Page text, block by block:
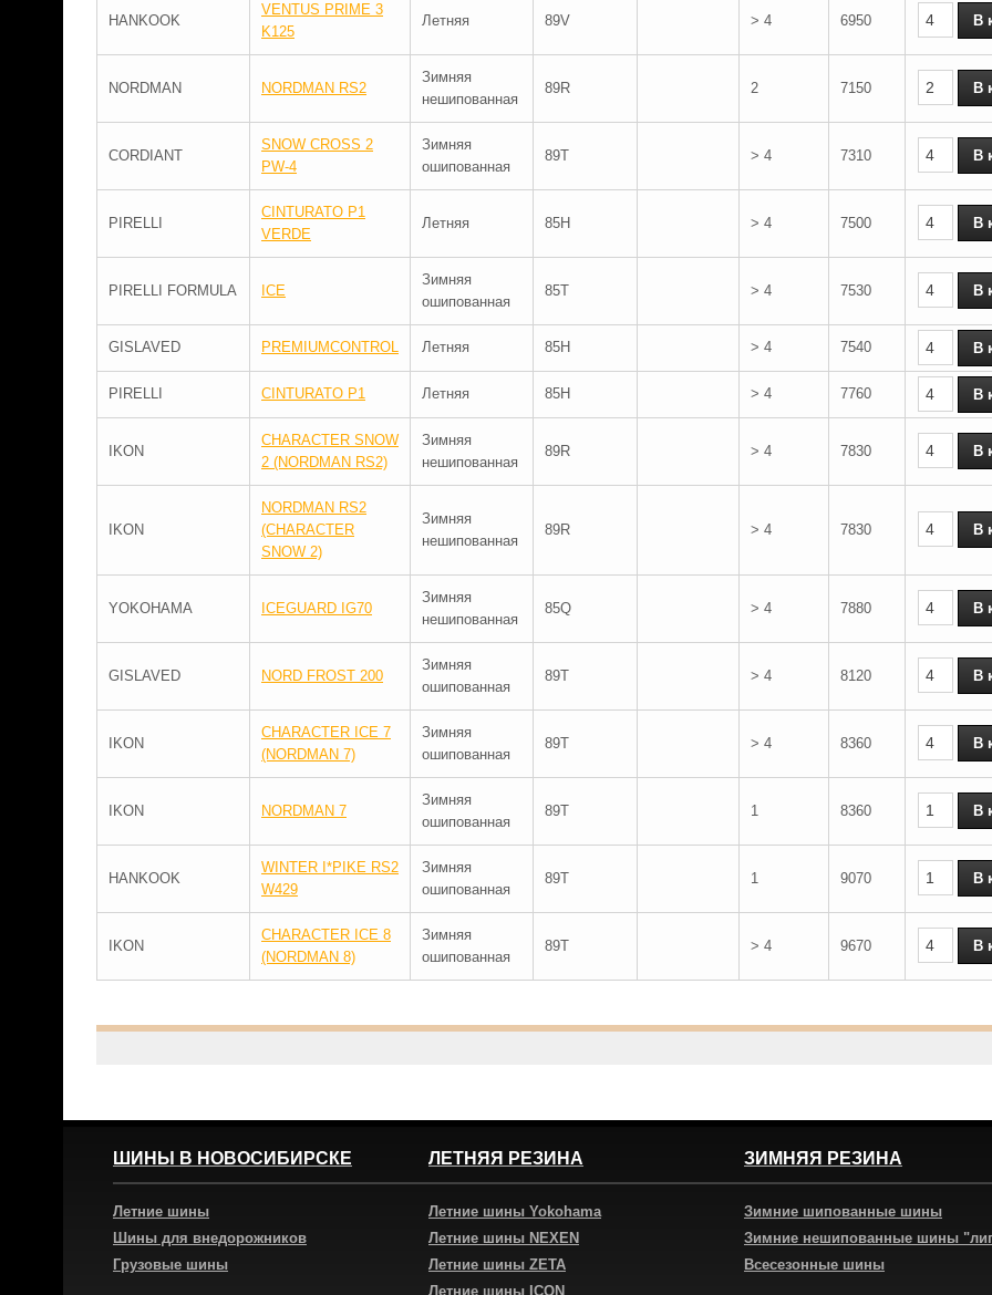
HANKOOK
VENTUS PRIME 3
K125
Летняя 89V > 4 6950
NORDMAN NORDMAN RS2
Зимняя
нешипованная
89R 2 7150
CORDIANT
SNOW CROSS 2
PW-4
Зимняя
ошипованная
89T > 4 7310
PIRELLI
CINTURATO P1
VERDE
Летняя 85H > 4 7500
PIRELLI FORMULA ICE
Зимняя
ошипованная
85T > 4 7530
GISLAVED PREMIUMCONTROL Летняя 85H > 4 7540
PIRELLI CINTURATO P1 Летняя 85H > 4 7760
IKON
CHARACTER SNOW
2 (NORDMAN RS2)
Зимняя
нешипованная
89R > 4 7830
IKON
NORDMAN RS2
(CHARACTER
SNOW 2)
Зимняя
нешипованная
89R > 4 7830
YOKOHAMA ICEGUARD IG70
Зимняя
нешипованная
85Q > 4 7880
GISLAVED NORD FROST 200
Зимняя
ошипованная
89T > 4 8120
IKON
CHARACTER ICE 7
(NORDMAN 7)
Зимняя
ошипованная
89T > 4 8360
IKON NORDMAN 7
Зимняя
ошипованная
89T 1 8360
HANKOOK
WINTER I*PIKE RS2
W429
Зимняя
ошипованная
89T 1 9070
IKON
CHARACTER ICE 8
(NORDMAN 8)
Зимняя
ошипованная
89T > 4 9670
ШИНЫ В НОВОСИБИРСКЕ
Летние шины
Шины для внедорожников
Грузовые шины
ЛЕТНЯЯ РЕЗИНА
Летние шины Yokohama
Летние шины NEXEN
Летние шины ZETA
Летние шины ICON
ЗИМНЯЯ РЕЗИНА
Зимние шипованные шины
Зимние нешипованные шины
Всесезонные шины